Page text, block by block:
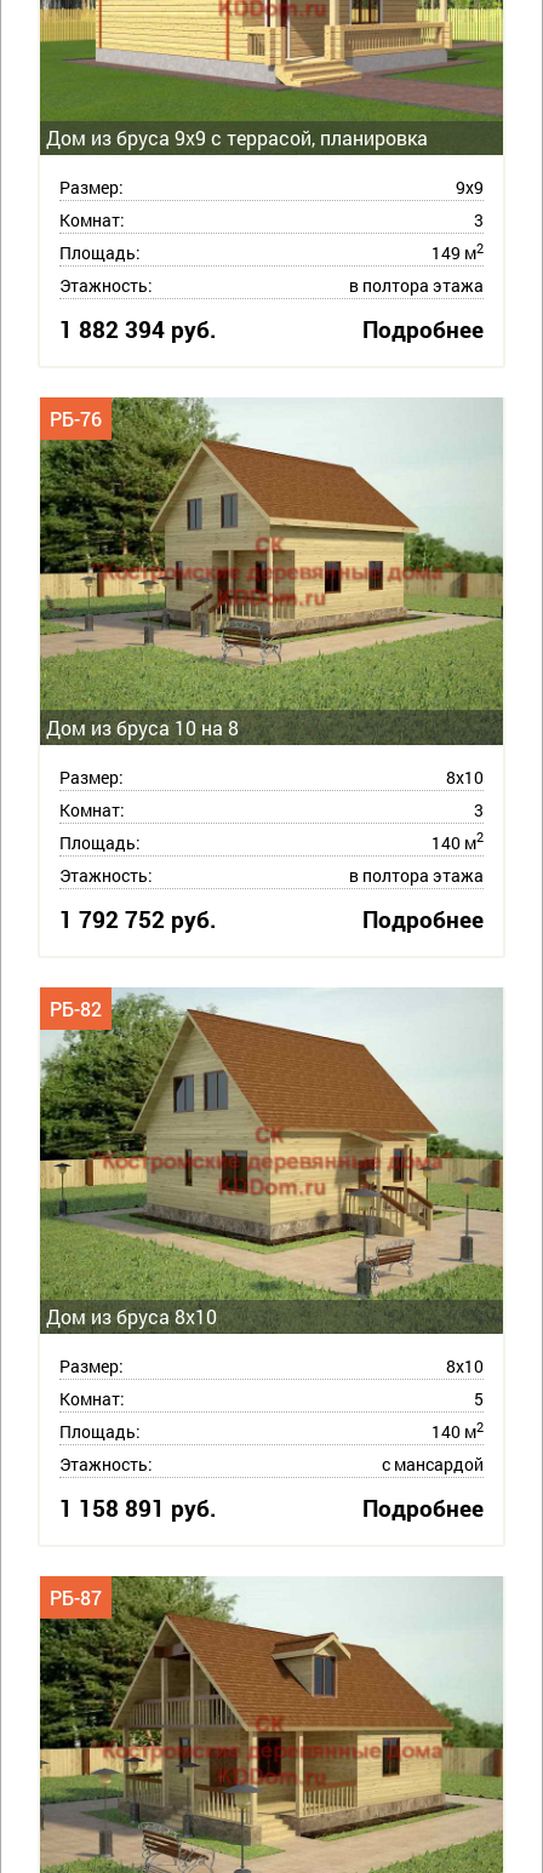
Дом из бруса 9х9 с террасой, планировка
Размер:
9х9
Комнат:
3
Площадь:
149 м2
Этажность: в полтора этажа
1 882 394 руб. Подробнее
Дом из бруса 10 на 8
РБ-76
Размер:
8х10
Комнат:
3
Площадь:
140 м2
Этажность: в полтора этажа
1 792 752 руб. Подробнее
Дом из бруса 8х10
РБ-82
Размер:
8х10
Комнат:
5
Площадь:
140 м2
Этажность: с мансардой
1 158 891 руб. Подробнее
РБ-87